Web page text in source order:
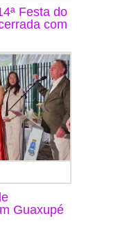
Festa do
com
Guaxupé